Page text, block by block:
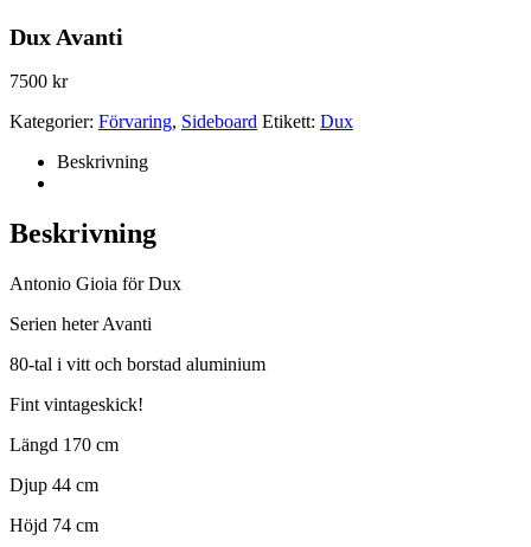
Dux Avanti
7500 kr
Kategorier: Förvaring, Sideboard Etikett: Dux
Beskrivning
Beskrivning
Antonio Gioia för Dux
Serien heter Avanti
80-tal i vitt och borstad aluminium
Fint vintageskick!
Längd 170 cm
Djup 44 cm
Höjd 74 cm